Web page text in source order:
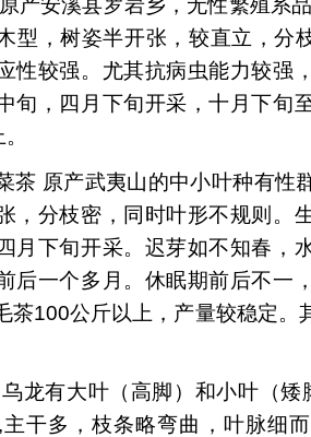
安溪县罗岩乡，无性繁殖系
型，树姿半开张，较直立，分
性较强。尤其抗病虫能力较强
旬，四月下旬开采，十月下旬
原产武夷山的中小叶种有性
，分枝密，同时叶形不规则。
月下旬开采。迟芽如不知春，
后一个多月。休眠期前后不一
茶100公斤以上，产量较稳定。
有大叶（高脚）和小叶（矮
干多，枝条略弯曲，叶脉细